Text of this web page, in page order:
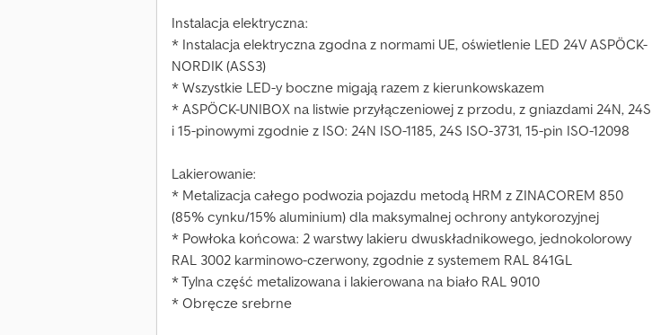
Instalacja elektryczna:
* Instalacja elektryczna zgodna z normami UE, oświetlenie LED 24V ASPÖCK-
NORDIK (ASS3)
* Wszystkie LED-y boczne migają razem z kierunkowskazem
* ASPÖCK-UNIBOX na listwie przyłączeniowej z przodu, z gniazdami 24N, 24S
i 15-pinowymi zgodnie z ISO: 24N ISO-1185, 24S ISO-3731, 15-pin ISO-12098
Lakierowanie:
* Metalizacja całego podwozia pojazdu metodą HRM z ZINACOREM 850
(85% cynku/15% aluminium) dla maksymalnej ochrony antykorozyjnej
* Powłoka końcowa: 2 warstwy lakieru dwuskładnikowego, jednokolorowy
RAL 3002 karminowo-czerwony, zgodnie z systemem RAL 841GL
* Tylna część metalizowana i lakierowana na biało RAL 9010
* Obręcze srebrne